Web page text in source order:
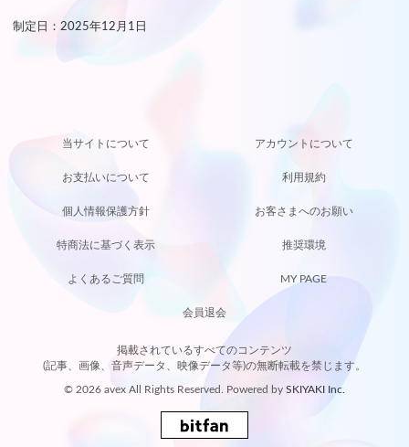
制定日：2025年12月1日
当サイトについて アカウントについて
お支払いについて 利用規約
個人情報保護方針 お客さまへのお願い
特商法に基づく表示 推奨環境
よくあるご質問 MY PAGE
会員退会
掲載されているすべてのコンテンツ
(記事、画像、音声データ、映像データ等)の無断転載を禁じます。
© 2026 avex All Rights Reserved. Powered by SKIYAKI Inc.